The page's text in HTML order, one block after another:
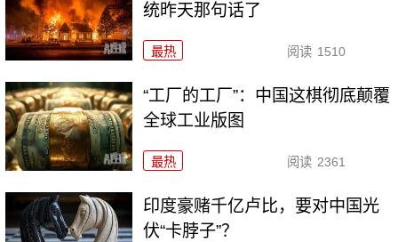
统昨天那句话了
最热 阅读 1510
“工厂的工厂”：中国这棋彻底颠覆
全球工业版图
最热 阅读 2361
印度豪赌千亿卢比，要对中国光
伏“卡脖子”？